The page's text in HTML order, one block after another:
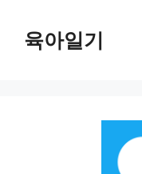
육아일기